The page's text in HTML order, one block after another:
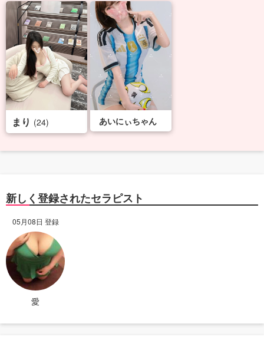
まり (24) あいにぃちゃん
新しく登録されたセラピスト
05月08日 登録
愛